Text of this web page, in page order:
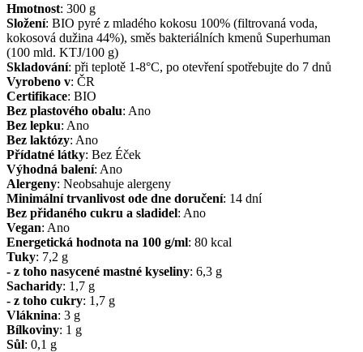
Hmotnost: 300 g
Složení: BIO pyré z mladého kokosu 100% (filtrovaná voda,
kokosová dužina 44%), směs bakteriálních kmenů Superhuman
(100 mld. KTJ/100 g)
Skladování: při teplotě 1-8°C, po otevření spotřebujte do 7 dnů
Vyrobeno v: ČR
Certifikace: BIO
Bez plastového obalu: Ano
Bez lepku: Ano
Bez laktózy: Ano
Přídatné látky: Bez Éček
Výhodná balení: Ano
Alergeny: Neobsahuje alergeny
Minimální trvanlivost ode dne doručení: 14 dní
Bez přidaného cukru a sladidel: Ano
Vegan: Ano
Energetická hodnota na 100 g/ml: 80 kcal
Tuky: 7,2 g
- z toho nasycené mastné kyseliny: 6,3 g
Sacharidy: 1,7 g
- z toho cukry: 1,7 g
Vláknina: 3 g
Bílkoviny: 1 g
Sůl: 0,1 g